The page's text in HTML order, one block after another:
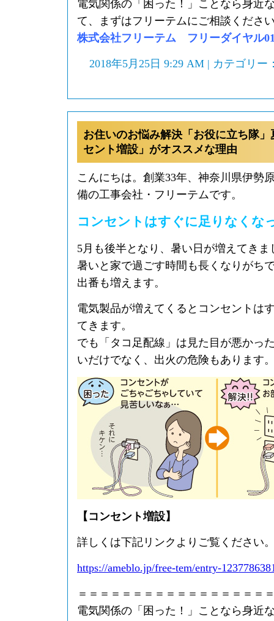
電気関係の「困った！」ことなら身近
て、まずはフリーテムにご相談くださ
株式会社フリーテム フリーダイヤル
2018年5月25日 9:29 AM | カテゴリー
お住いのお悩み解決「お役に立ち隊
セント増設」がオススメな理由
こんにちは。創業33年、神奈川県伊勢
備の工事会社・フリーテムです。
コンセントはすぐに足りなくな
5月も後半となり、暑い日が増えてきま
暑いと家で過ごす時間も長くなりがち
出番も増えます。
電気製品が増えてくるとコンセントは
てきます。
でも「タコ足配線」は見た目が悪かっ
いだけでなく、出火の危険もあります
【コンセント増設】
詳しくは下記リンクよりご覧ください
https://ameblo.jp/free-tem/entry-
＝＝＝＝＝＝＝＝＝＝＝＝＝＝＝＝＝
電気関係の「困った！」ことなら身近